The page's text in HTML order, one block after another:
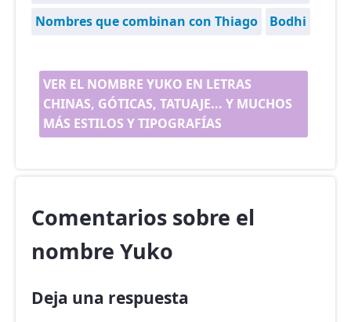
Nombres que combinan con Thiago
Bodhi
VER EL NOMBRE YUKO EN LETRAS
CHINAS, GÓTICAS, TATUAJE... Y MUCHOS
MÁS ESTILOS Y TIPOGRAFÍAS
Comentarios sobre el
nombre Yuko
Deja una respuesta